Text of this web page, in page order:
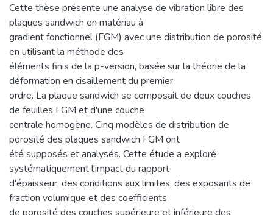
Cette thèse présente une analyse de vibration libre des
plaques sandwich en matériau à
gradient fonctionnel (FGM) avec une distribution de porosité
en utilisant la méthode des
éléments finis de la p-version, basée sur la théorie de la
déformation en cisaillement du premier
ordre. La plaque sandwich se composait de deux couches
de feuilles FGM et d'une couche
centrale homogène. Cinq modèles de distribution de
porosité des plaques sandwich FGM ont
été supposés et analysés. Cette étude a exploré
systématiquement l'impact du rapport
d'épaisseur, des conditions aux limites, des exposants de
fraction volumique et des coefficients